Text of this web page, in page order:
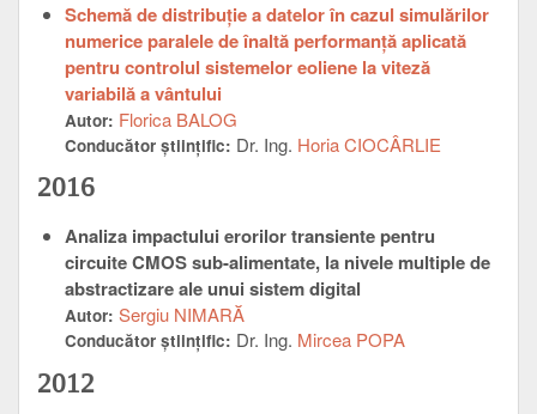
Schemă de distribuție a datelor în cazul simulărilor
numerice paralele de înaltă performanță aplicată
pentru controlul sistemelor eoliene la viteză
variabilă a vântului
Autor: Florica BALOG
Conducător ştiinţific: Dr. Ing. Horia CIOCÂRLIE
2016
Analiza impactului erorilor transiente pentru
circuite CMOS sub-alimentate, la nivele multiple de
abstractizare ale unui sistem digital
Autor: Sergiu NIMARĂ
Conducător ştiinţific: Dr. Ing. Mircea POPA
2012